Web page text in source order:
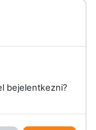
bejelentkezni?